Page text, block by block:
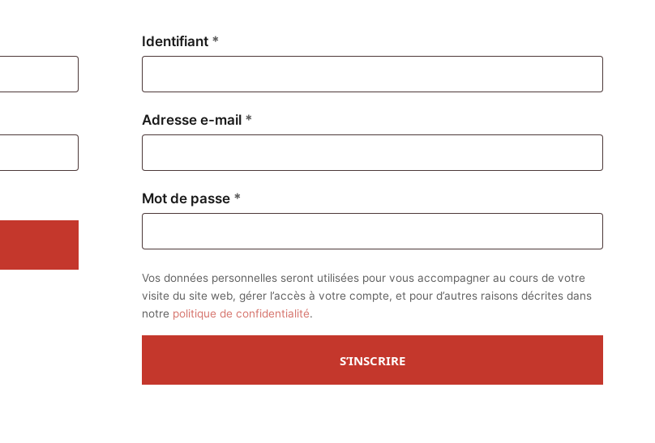
Identifiant *
Adresse e-mail *
Mot de passe *
Vos données personnelles seront utilisées pour vous accompagner au cours de votre
visite du site web, gérer l’accès à votre compte, et pour d’autres raisons décrites dans
notre politique de confidentialité.
S’INSCRIRE